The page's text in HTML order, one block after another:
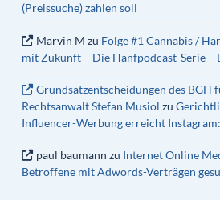
(Preissuche) zahlen soll
Marvin M zu Folge #1 Cannabis /
mit Zukunft – Die Hanfpodcast-Serie –
Grundsatzentscheidungen des BGH
Rechtsanwalt Stefan Musiol zu
Influencer-Werbung erreicht Instagram:
paul baumann zu Internet Online
Betroffene mit Adwords-Verträgen